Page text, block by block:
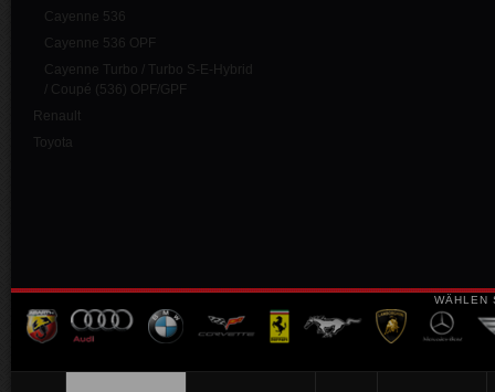
WÄHLEN
Cayenne 536
Cayenne 536 OPF
Cayenne Turbo / Turbo S-E-Hybrid
/ Coupé (536) OPF/GPF
Renault
Toyota